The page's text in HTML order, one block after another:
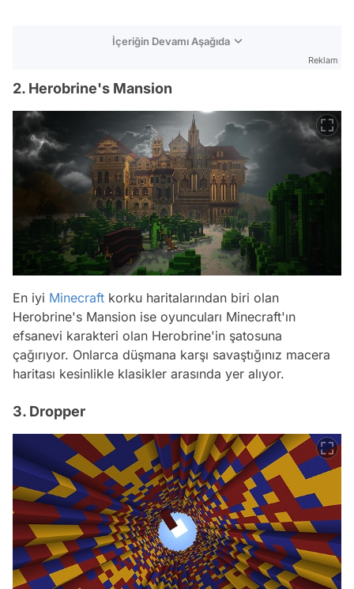
İçeriğin Devamı Aşağıda
Reklam
2. Herobrine's Mansion
En iyi Minecraft korku haritalarından biri olan
Herobrine's Mansion ise oyuncuları Minecraft'ın
efsanevi karakteri olan Herobrine'in şatosuna
çağırıyor. Onlarca düşmana karşı savaştığınız macera
haritası kesinlikle klasikler arasında yer alıyor.
3. Dropper